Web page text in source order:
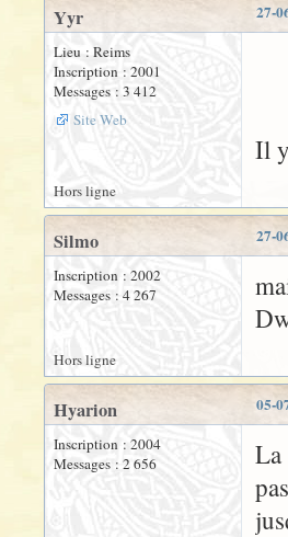
27-
Yyr
Lieu : Reims
Inscription : 2001
Messages : 3 412
Site Web
Il
Hors ligne
27-
Silmo
Inscription : 2002
Messages : 4 267
Hors ligne
05-
Hyarion
Inscription : 2004
Messages : 2 656
La